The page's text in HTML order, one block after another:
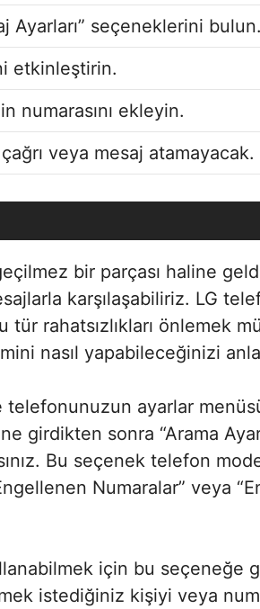
Ayarları” seçeneklerini bulun.
etkinleştirin.
numarasını ekleyin.
veya mesaj atamayacak.
bir parçası haline
karşılaşabiliriz. LG
rahatsızlıkları önlemek
nasıl yapabileceğinizi
ayarlar
girdikten sonra “Arama
Bu seçenek telefon
Numaralar” veya
için bu seçeneğe
istediğiniz kişiyi veya